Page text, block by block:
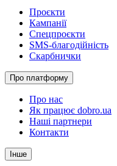
Проєкти
Кампанії
Спецпроєкти
SMS-благодійність
Скарбнички
Про платформу
Про нас
Як працює dobro.ua
Наші партнери
Контакти
Інше